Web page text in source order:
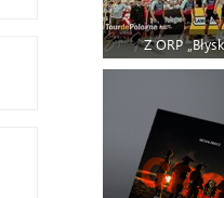
Z ORP